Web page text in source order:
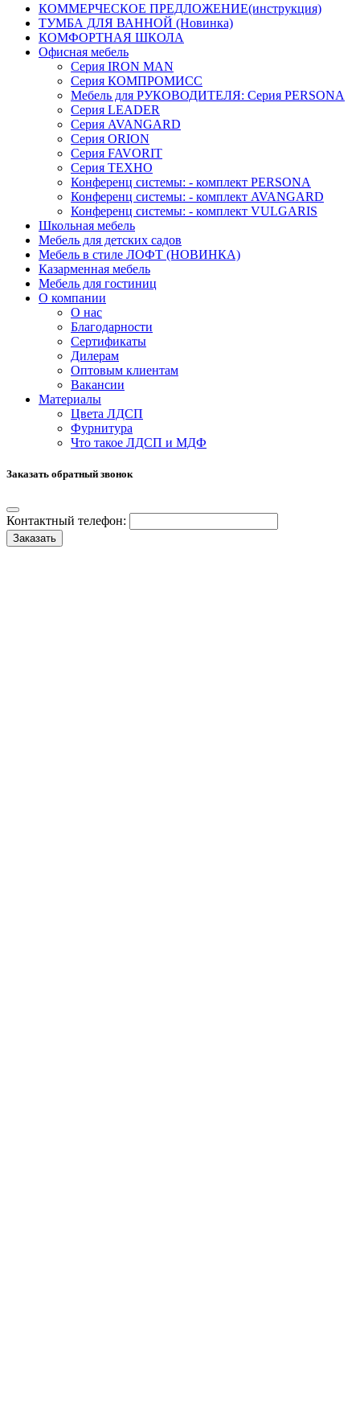
КОММЕРЧЕСКОЕ ПРЕДЛОЖЕНИЕ(инструкция)
ТУМБА ДЛЯ ВАННОЙ (Новинка)
КОМФОРТНАЯ ШКОЛА
Офисная мебель
Серия IRON MAN
Серия КОМПРОМИСС
Мебель для РУКОВОДИТЕЛЯ: Серия PERSONA
Серия LEADER
Серия AVANGARD
Серия ORION
Серия FAVORIT
Серия ТЕХНО
Конференц системы: - комплект PERSONA
Конференц системы: - комплект AVANGARD
Конференц системы: - комплект VULGARIS
Школьная мебель
Мебель для детских садов
Мебель в стиле ЛОФТ (НОВИНКА)
Казарменная мебель
Мебель для гостиниц
О компании
О нас
Благодарности
Сертификаты
Дилерам
Оптовым клиентам
Вакансии
Материалы
Цвета ЛДСП
Фурнитура
Что такое ЛДСП и МДФ
Заказать обратный звонок
Контактный телефон:
Заказать